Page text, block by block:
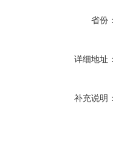
省份
详细地址
补充说明